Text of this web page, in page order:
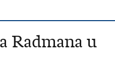
Radmana u